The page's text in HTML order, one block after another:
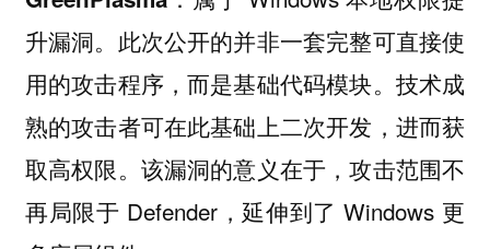
升漏洞。此次公开的并非一套完整可直接使
用的攻击程序，而是基础代码模块。技术成
熟的攻击者可在此基础上二次开发，进而获
取高权限。该漏洞的意义在于，攻击范围不
再局限于 Defender，延伸到了 Windows 更